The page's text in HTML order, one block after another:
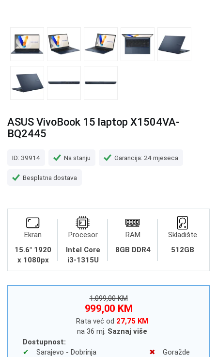
ASUS VivoBook 15 laptop X1504VA-
BQ2445
ID: 39914 Na stanju Garancija: 24 mjeseca
Besplatna dostava
Ekran
15.6" 1920
x 1080px
Procesor
Intel Core
i3-1315U
RAM
8GB DDR4
Skladište
512GB
1.099,00 KM
999,00 KM
Rata već od 27,75 KM
na 36 mj. Saznaj više
Dostupnost:
Sarajevo - Dobrinja
Goražde